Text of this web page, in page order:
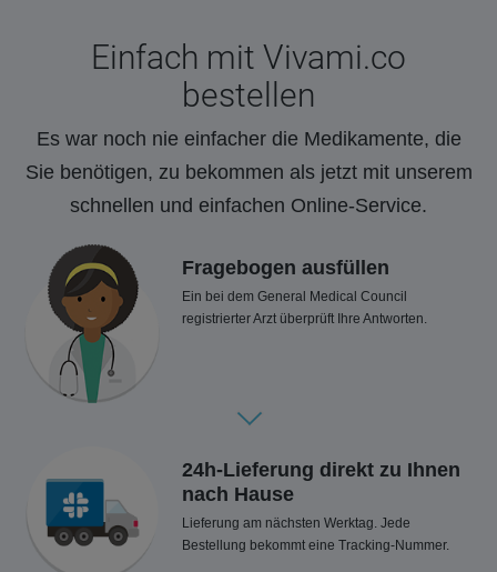
Einfach mit Vivami.co
bestellen
Es war noch nie einfacher die Medikamente, die
Sie benötigen, zu bekommen als jetzt mit unserem
schnellen und einfachen Online-Service.
Fragebogen ausfüllen
Ein bei dem General Medical Council
registrierter Arzt überprüft Ihre Antworten.
24h-Lieferung direkt zu Ihnen
nach Hause
Lieferung am nächsten Werktag. Jede
Bestellung bekommt eine Tracking-Nummer.